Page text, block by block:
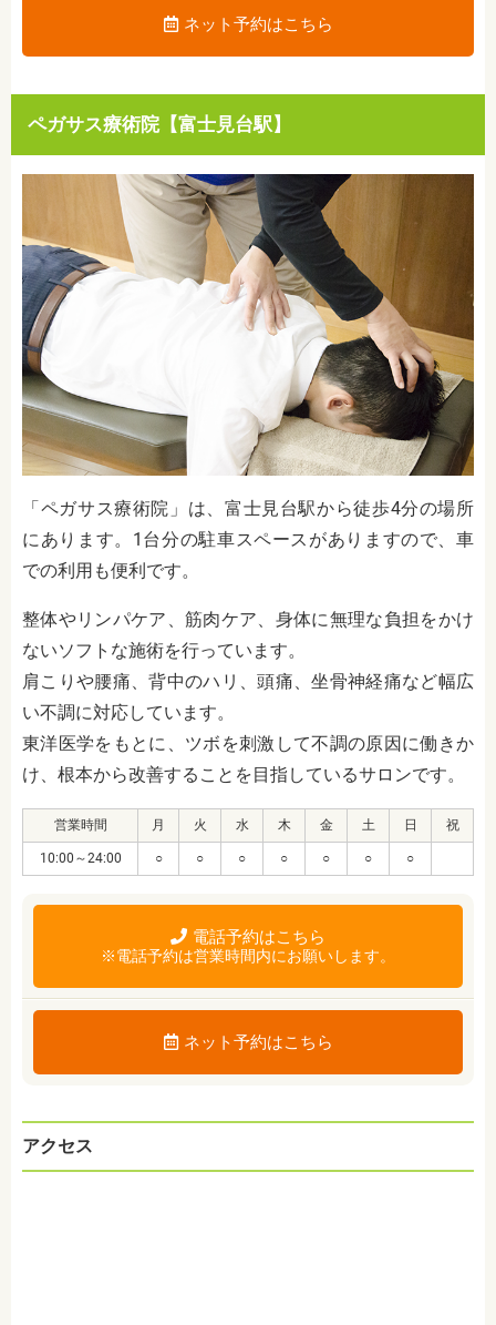
ネット予約はこちら
ペガサス療術院【富士見台駅】
「ペガサス療術院」は、富士見台駅から徒歩4分の場所
にあります。1台分の駐車スペースがありますので、車
での利用も便利です。
整体やリンパケア、筋肉ケア、身体に無理な負担をかけ
ないソフトな施術を行っています。
肩こりや腰痛、背中のハリ、頭痛、坐骨神経痛など幅広
い不調に対応しています。
東洋医学をもとに、ツボを刺激して不調の原因に働きか
け、根本から改善することを目指しているサロンです。
営業時間 月 火 水 木 金 土 日 祝
10:00～24:00 ○ ○ ○ ○ ○ ○ ○
電話予約はこちら
※電話予約は営業時間内にお願いします。
ネット予約はこちら
アクセス